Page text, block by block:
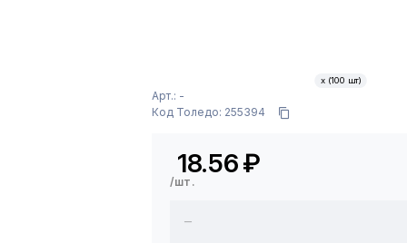
Арт.: -
Код Толедо: 255394
18.56₽
/шт.
х (100 шт)